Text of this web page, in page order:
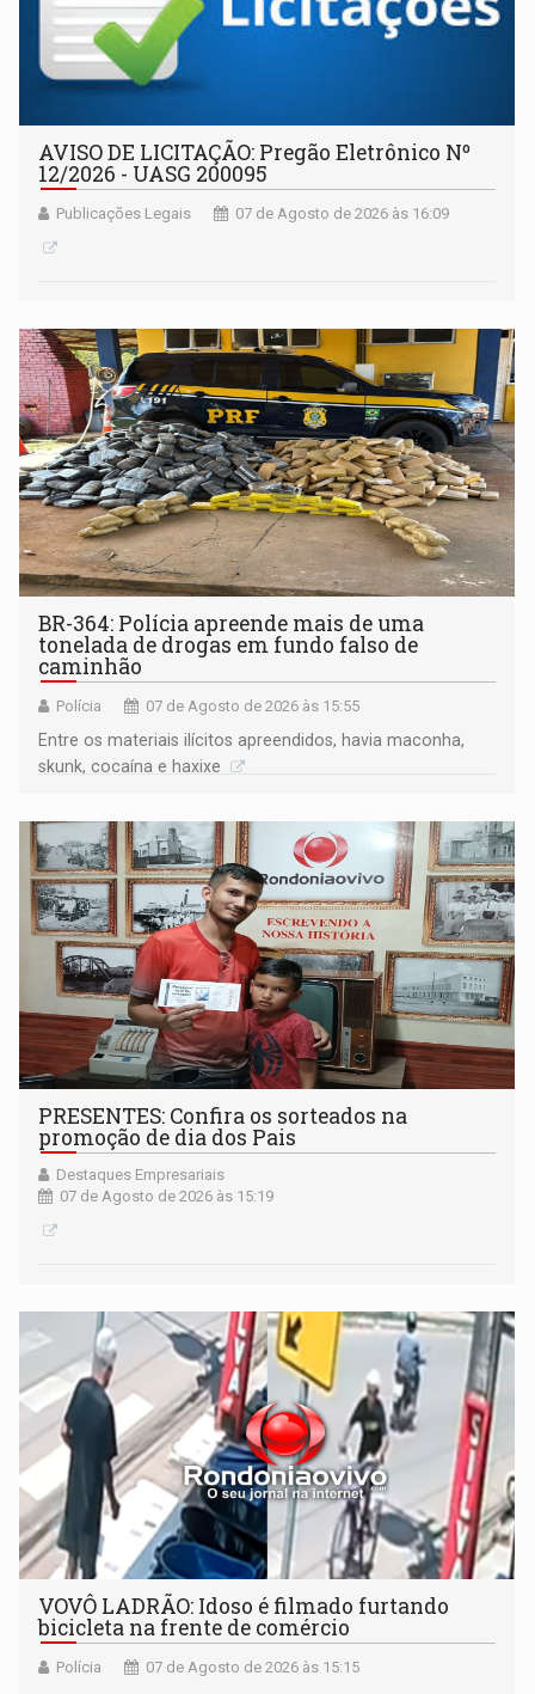
AVISO DE LICITAÇÃO: Pregão Eletrônico Nº
12/2026 - UASG 200095
Publicações Legais 07 de Agosto de 2026 às 16:09
BR-364: Polícia apreende mais de uma
tonelada de drogas em fundo falso de
caminhão
Polícia 07 de Agosto de 2026 às 15:55
Entre os materiais ilícitos apreendidos, havia maconha,
skunk, cocaína e haxixe
PRESENTES: Confira os sorteados na
promoção de dia dos Pais
Destaques Empresariais
07 de Agosto de 2026 às 15:19
VOVÔ LADRÃO: Idoso é filmado furtando
bicicleta na frente de comércio
Polícia 07 de Agosto de 2026 às 15:15